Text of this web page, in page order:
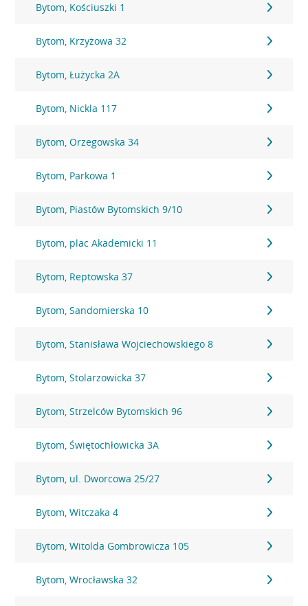
Bytom, Kościuszki 1
Bytom, Krzyżowa 32
Bytom, Łużycka 2A
Bytom, Nickla 117
Bytom, Orzegowska 34
Bytom, Parkowa 1
Bytom, Piastów Bytomskich 9/10
Bytom, plac Akademicki 11
Bytom, Reptowska 37
Bytom, Sandomierska 10
Bytom, Stanisława Wojciechowskiego 8
Bytom, Stolarzowicka 37
Bytom, Strzelców Bytomskich 96
Bytom, Świętochłowicka 3A
Bytom, ul. Dworcowa 25/27
Bytom, Witczaka 4
Bytom, Witolda Gombrowicza 105
Bytom, Wrocławska 32